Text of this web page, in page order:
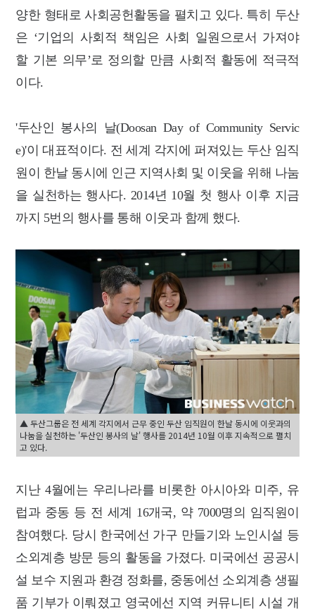
양한 형태로 사회공헌활동을 펼치고 있다. 특히 두산
은 ‘기업의 사회적 책임은 사회 일원으로서 가져야
할 기본 의무’로 정의할 만큼 사회적 활동에 적극적
이다.
'두산인 봉사의 날(Doosan Day of Community Servic
e)'이 대표적이다. 전 세계 각지에 퍼져있는 두산 임직
원이 한날 동시에 인근 지역사회 및 이웃을 위해 나눔
을 실천하는 행사다. 2014년 10월 첫 행사 이후 지금
까지 5번의 행사를 통해 이웃과 함께 했다.
▲ 두산그룹은 전 세계 각지에서 근무 중인 두산 임직원이 한날 동시에 이웃과의
나눔을 실천하는 '두산인 봉사의 날' 행사를 2014년 10월 이후 지속적으로 펼치
고 있다.
지난 4월에는 우리나라를 비롯한 아시아와 미주, 유
럽과 중동 등 전 세계 16개국, 약 7000명의 임직원이
참여했다. 당시 한국에선 가구 만들기와 노인시설 등
소외계층 방문 등의 활동을 가졌다. 미국에선 공공시
설 보수 지원과 환경 정화를, 중동에선 소외계층 생필
품 기부가 이뤄졌고 영국에선 지역 커뮤니티 시설 개